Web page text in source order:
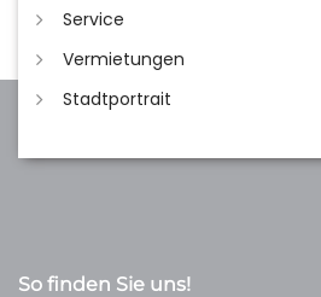
Service
Vermietungen
Stadtportrait
So finden Sie uns!